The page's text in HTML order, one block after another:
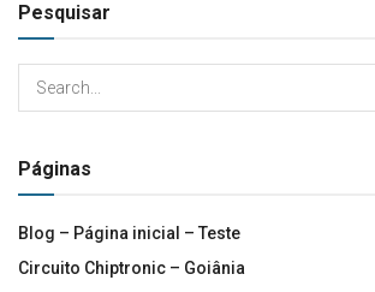
Pesquisar
Páginas
Blog – Página inicial – Teste
Circuito Chiptronic – Goiânia